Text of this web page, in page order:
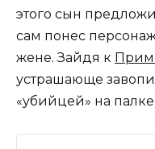
этого сын
сам понес
жене. Зайдя к
устрашающе
«убийцей» на палке.